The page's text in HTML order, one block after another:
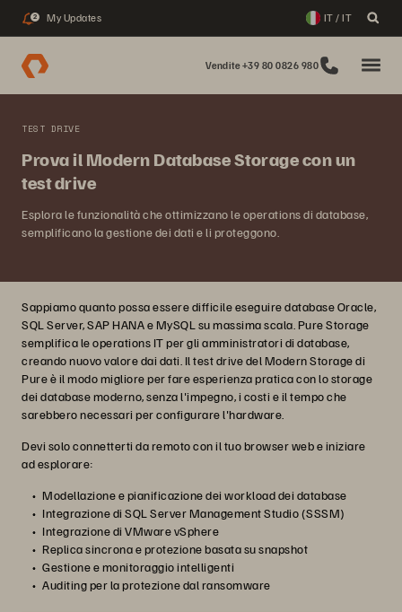
2 My Updates IT / IT
Vendite +39 80 0826 980
TEST DRIVE
Prova il Modern Database Storage con un
test drive
Esplora le funzionalità che ottimizzano le operations di database,
semplificano la gestione dei dati e li proteggono.
Sappiamo quanto possa essere difficile eseguire database Oracle,
SQL Server, SAP HANA e MySQL su massima scala. Pure Storage
semplifica le operations IT per gli amministratori di database,
creando nuovo valore dai dati. Il test drive del Modern Storage di
Pure è il modo migliore per fare esperienza pratica con lo storage
dei database moderno, senza l'impegno, i costi e il tempo che
sarebbero necessari per configurare l'hardware.
Devi solo connetterti da remoto con il tuo browser web e iniziare
ad esplorare:
Modellazione e pianificazione dei workload dei database
Integrazione di SQL Server Management Studio (SSSM)
Integrazione di VMware vSphere
Replica sincrona e protezione basata su snapshot
Gestione e monitoraggio intelligenti
Auditing per la protezione dal ransomware